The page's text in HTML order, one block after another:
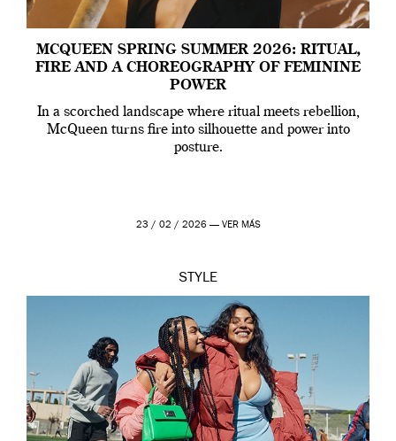
MCQUEEN SPRING SUMMER 2026: RITUAL,
FIRE AND A CHOREOGRAPHY OF FEMININE
POWER
In a scorched landscape where ritual meets rebellion,
McQueen turns fire into silhouette and power into
posture.
23 / 02 / 2026 — VER MÁS
STYLE